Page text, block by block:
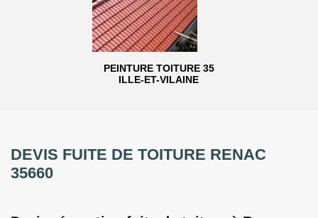
PEINTURE TOITURE 35
ILLE-ET-VILAINE
DEVIS FUITE DE TOITURE RENAC
35660